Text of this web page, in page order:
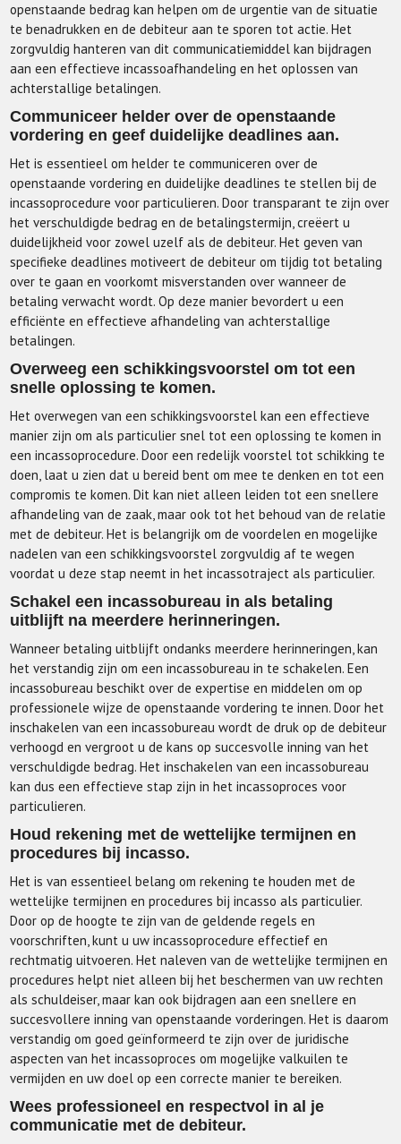
openstaande bedrag kan helpen om de urgentie van de situatie
te benadrukken en de debiteur aan te sporen tot actie. Het
zorgvuldig hanteren van dit communicatiemiddel kan bijdragen
aan een effectieve incassoafhandeling en het oplossen van
achterstallige betalingen.
Communiceer helder over de openstaande
vordering en geef duidelijke deadlines aan.
Het is essentieel om helder te communiceren over de
openstaande vordering en duidelijke deadlines te stellen bij de
incassoprocedure voor particulieren. Door transparant te zijn over
het verschuldigde bedrag en de betalingstermijn, creëert u
duidelijkheid voor zowel uzelf als de debiteur. Het geven van
specifieke deadlines motiveert de debiteur om tijdig tot betaling
over te gaan en voorkomt misverstanden over wanneer de
betaling verwacht wordt. Op deze manier bevordert u een
efficiënte en effectieve afhandeling van achterstallige
betalingen.
Overweeg een schikkingsvoorstel om tot een
snelle oplossing te komen.
Het overwegen van een schikkingsvoorstel kan een effectieve
manier zijn om als particulier snel tot een oplossing te komen in
een incassoprocedure. Door een redelijk voorstel tot schikking te
doen, laat u zien dat u bereid bent om mee te denken en tot een
compromis te komen. Dit kan niet alleen leiden tot een snellere
afhandeling van de zaak, maar ook tot het behoud van de relatie
met de debiteur. Het is belangrijk om de voordelen en mogelijke
nadelen van een schikkingsvoorstel zorgvuldig af te wegen
voordat u deze stap neemt in het incassotraject als particulier.
Schakel een incassobureau in als betaling
uitblijft na meerdere herinneringen.
Wanneer betaling uitblijft ondanks meerdere herinneringen, kan
het verstandig zijn om een incassobureau in te schakelen. Een
incassobureau beschikt over de expertise en middelen om op
professionele wijze de openstaande vordering te innen. Door het
inschakelen van een incassobureau wordt de druk op de debiteur
verhoogd en vergroot u de kans op succesvolle inning van het
verschuldigde bedrag. Het inschakelen van een incassobureau
kan dus een effectieve stap zijn in het incassoproces voor
particulieren.
Houd rekening met de wettelijke termijnen en
procedures bij incasso.
Het is van essentieel belang om rekening te houden met de
wettelijke termijnen en procedures bij incasso als particulier.
Door op de hoogte te zijn van de geldende regels en
voorschriften, kunt u uw incassoprocedure effectief en
rechtmatig uitvoeren. Het naleven van de wettelijke termijnen en
procedures helpt niet alleen bij het beschermen van uw rechten
als schuldeiser, maar kan ook bijdragen aan een snellere en
succesvollere inning van openstaande vorderingen. Het is daarom
verstandig om goed geïnformeerd te zijn over de juridische
aspecten van het incassoproces om mogelijke valkuilen te
vermijden en uw doel op een correcte manier te bereiken.
Wees professioneel en respectvol in al je
communicatie met de debiteur.